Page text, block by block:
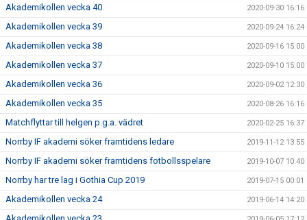
Akademikollen vecka 40 2020-09-30 16:16
Akademikollen vecka 39 2020-09-24 16:24
Akademikollen vecka 38 2020-09-16 15:00
Akademikollen vecka 37 2020-09-10 15:00
Akademikollen vecka 36 2020-09-02 12:30
Akademikollen vecka 35 2020-08-26 16:16
Matchflyttar till helgen p.g.a. vädret 2020-02-25 16:37
Norrby IF akademi söker framtidens ledare 2019-11-12 13:55
Norrby IF akademi söker framtidens fotbollsspelare 2019-10-07 10:40
Norrby har tre lag i Gothia Cup 2019 2019-07-15 00:01
Akademikollen vecka 24 2019-06-14 14:20